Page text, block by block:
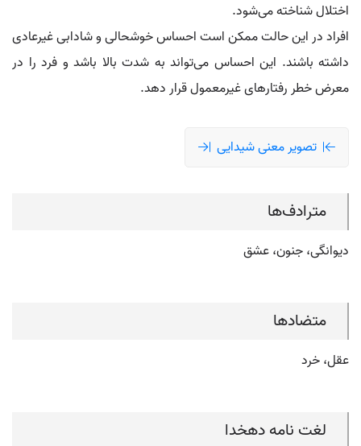
اختلال شناخته می‌شود.
افراد در این حالت ممکن است احساس خوشحالی و شادابی غیرعادی
داشته باشند. این احساس می‌تواند به شدت بالا باشد و فرد را در
معرض خطر رفتارهای غیرمعمول قرار دهد.
تصویر معنی شیدایی
مترادف‌ها
دیوانگی، جنون، عشق
متضادها
عقل، خرد
لغت نامه دهخدا